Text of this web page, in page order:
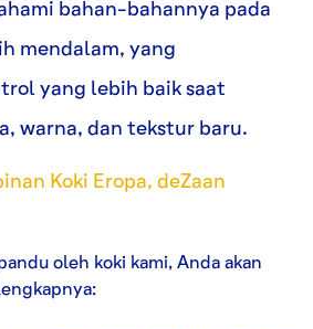
bahan-bahannya pada
mendalam, yang
yang lebih baik saat
warna, dan tekstur baru.
Koki Eropa, deZaan
oleh koki kami, Anda akan